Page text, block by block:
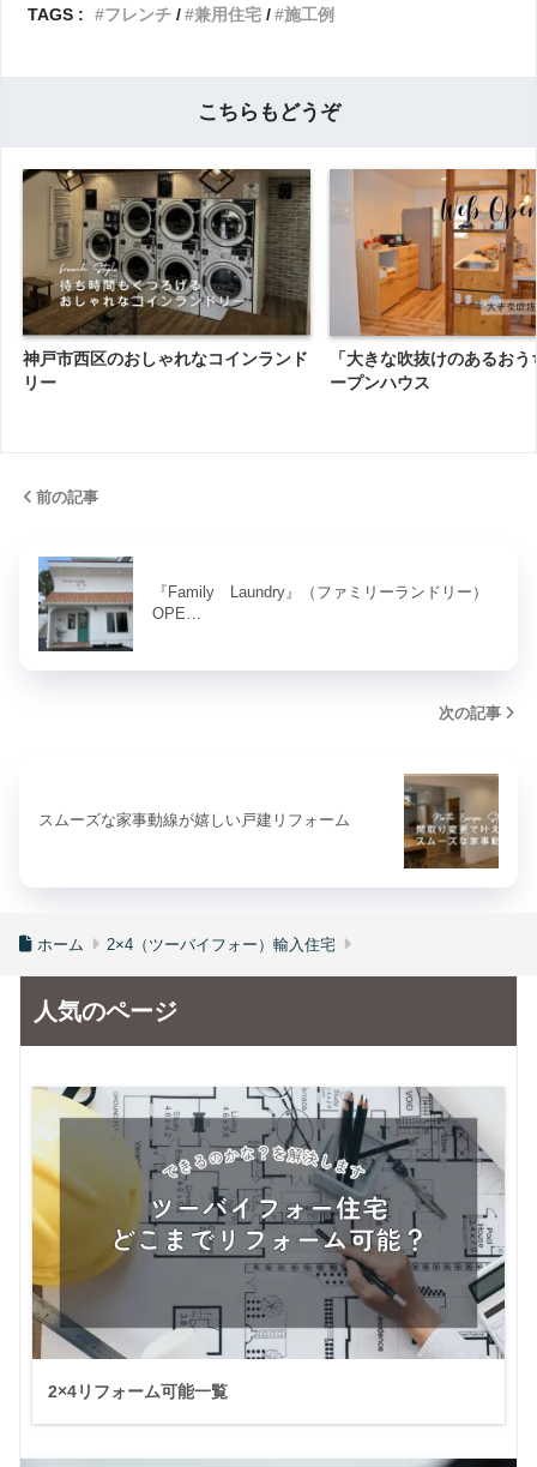
TAGS :
フレンチ 兼用住宅 施工例
こちらもどうぞ
神戸市西区のおしゃれなコインランド
リー
「大きな吹抜けのあるお
ープンハウス
前の記事
『Family Laundry』（ファミリーランドリー）
OPE…
次の記事
スムーズな家事動線が嬉しい戸建リフォーム
ホーム 2×4（ツーバイフォー）輸入住宅
人気のページ
2×4リフォーム可能一覧